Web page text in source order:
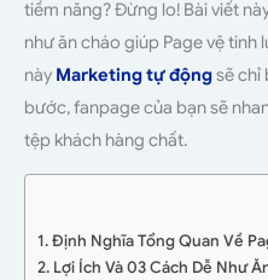
tiềm năng? Đừng lo! Bài viết
như ăn cháo giúp Page vệ tinh
này Marketing tự độngsẽ chỉ
bước, fanpage của bạn sẽ
tệp khách hàng chất.
1. Định Nghĩa Tổng Quan Về
2. Lợi Ích Và 03 Cách Dễ Như